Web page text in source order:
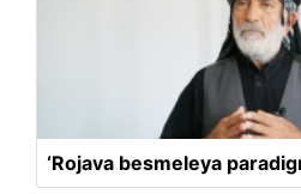
‘Rojava besmeleya